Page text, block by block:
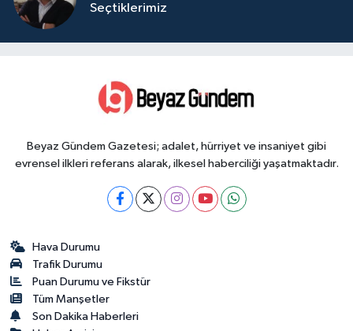
Seçtiklerimiz
Beyaz Gündem Gazetesi; adalet, hürriyet ve insaniyet gibi
evrensel ilkleri referans alarak, ilkesel haberciliği yaşatmaktadır.
Hava Durumu
Trafik Durumu
Puan Durumu ve Fikstür
Tüm Manşetler
Son Dakika Haberleri